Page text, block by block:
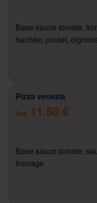
Base sauce tomate,
hachée, poulet,
Pizza venezia
Dès 11.50 €
Base sauce tomate,
fromage